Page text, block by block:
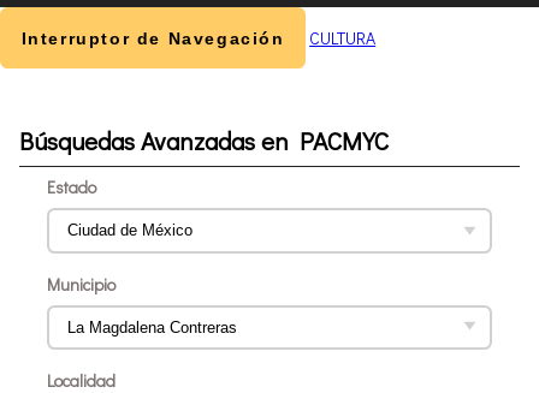
Interruptor de Navegación CULTURA
Búsquedas Avanzadas en PACMYC
Estado
Municipio
Localidad